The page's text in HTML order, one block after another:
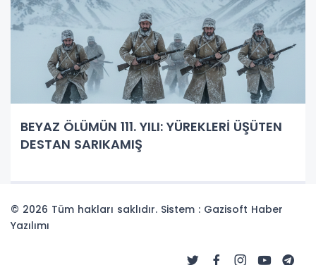
BEYAZ ÖLÜMÜN 111. YILI: YÜREKLERİ ÜŞÜTEN
DESTAN SARIKAMIŞ
© 2026 Tüm hakları saklıdır. Sistem : Gazisoft Haber
Yazılımı